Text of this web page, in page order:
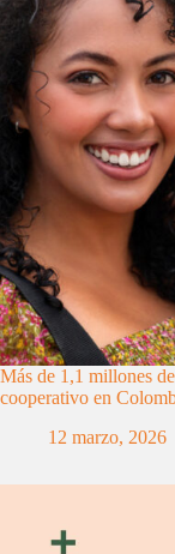
Más de 1,1 millones
cooperativo en
12 marzo, 2026